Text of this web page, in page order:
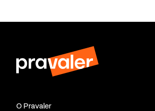
O Pravaler